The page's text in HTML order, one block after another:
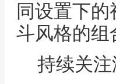
同设置下
斗风格的组
持续关